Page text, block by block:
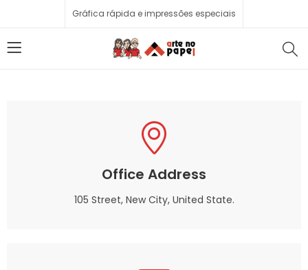
Gráfica rápida e impressões especiais
Office Address
105 Street, New City, United State.